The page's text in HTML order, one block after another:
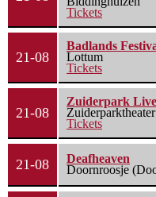
Tickets
21-08
Badlands
Lottum
Tickets
21-08
Zuiderpark
Tickets
21-08
Deafheaven
Doornroosje